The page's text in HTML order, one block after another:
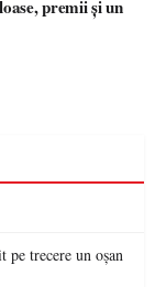
premii și un
pe trecere un oșan